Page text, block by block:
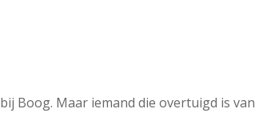
Boog. Maar iemand die overtuigd is